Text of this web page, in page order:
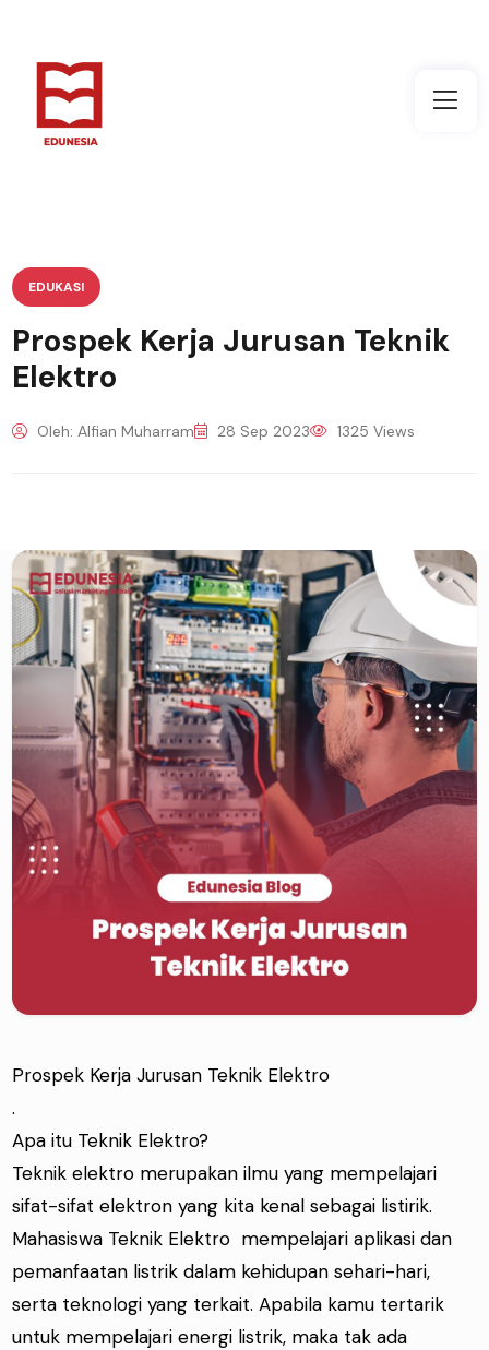
EDUKASI
Prospek Kerja Jurusan Teknik
Elektro
Oleh: Alfian Muharram 28 Sep 2023 1325 Views
Prospek Kerja Jurusan Teknik Elektro
.
Apa itu Teknik Elektro?
Teknik elektro merupakan ilmu yang mempelajari
sifat-sifat elektron yang kita kenal sebagai listirik.
Mahasiswa Teknik Elektro mempelajari aplikasi dan
pemanfaatan listrik dalam kehidupan sehari-hari,
serta teknologi yang terkait. Apabila kamu tertarik
untuk mempelajari energi listrik, maka tak ada